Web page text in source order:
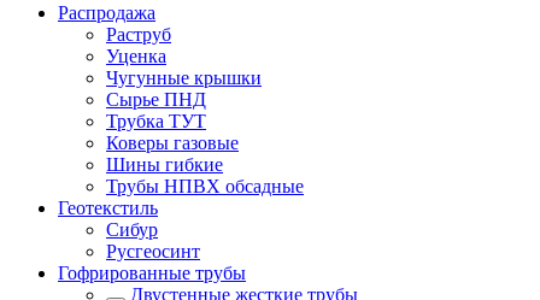
Распродажа
Раструб
Уценка
Чугунные крышки
Сырье ПНД
Трубка ТУТ
Коверы газовые
Шины гибкие
Трубы НПВХ обсадные
Геотекстиль
Сибур
Русгеосинт
Гофрированные трубы
Двустенные жесткие трубы